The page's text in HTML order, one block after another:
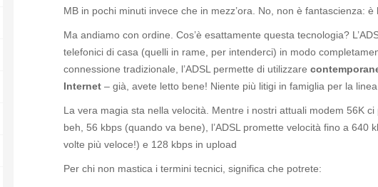
MB in pochi minuti invece che in mezz’ora. No, non è fantascienza: è
Ma andiamo con ordine. Cos’è esattamente questa tecnologia?
telefonici di casa (quelli in rame, per intenderci) in modo
connessione tradizionale, l’ADSL permette di utilizzare
Internet– già, avete letto bene! Niente più litigi in famiglia per la
La vera magia sta nella velocità. Mentre i nostri attuali modem 56K
beh, 56 kbps (quando va bene), l’ADSL promette velocità fino a 640
volte più veloce!) e 128 kbps in upload
Per chi non mastica i termini tecnici, significa che potrete: